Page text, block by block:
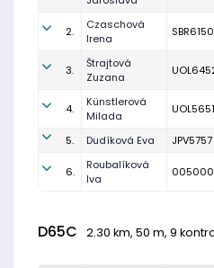
2.
Czaschová
Irena
SBR6150
3.
Štrajtová
Zuzana
4.
Künstlerová
Milada
UOL5651
5. Dudíková Eva JPV5757
6.
Roubalíková
Iva
D65C 2.30 km, 50 m, 9